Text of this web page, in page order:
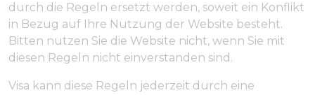
durch die Regeln ersetzt werden, soweit ein Konflikt
in Bezug auf Ihre Nutzung der Website besteht.
Bitten nutzen Sie die Website nicht, wenn Sie mit
diesen Regeln nicht einverstanden sind.
Visa kann diese Regeln jederzeit durch eine